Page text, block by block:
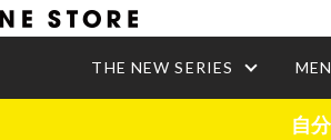
THE NEW SERIES MEN
自